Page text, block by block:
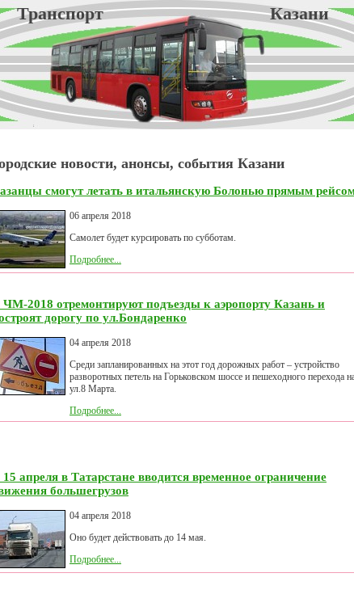
Транспорт Казани
новости, анонсы, события Казани
смогут летать в итальянскую Болонью прямым
06 апреля 2018
Самолет будет курсировать по субботам.
Подробнее...
2018 отремонтируют подъезды к аэропорту Казань и
дорогу по ул.Бондаренко
04 апреля 2018
Среди запланированных на этот год дорожных работ – устройство
разворотных петель на Горьковском шоссе и пешеходного перехода
ул.8 Марта.
Подробнее...
апреля в Татарстане вводится временное ограничение
большегрузов
04 апреля 2018
Оно будет действовать до 14 мая.
Подробнее...